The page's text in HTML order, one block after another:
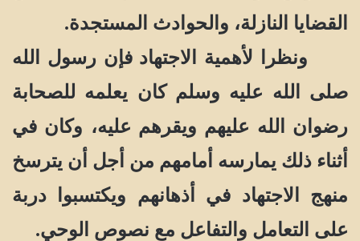
القضايا النازلة، والحوادث المستجدة.
ونظرا لأهمية الاجتهاد فإن رسول الله
صلى الله عليه وسلم كان يعلمه للصحابة
رضوان الله عليهم ويقرهم عليه، وكان في
أثناء ذلك يمارسه أمامهم من أجل أن يترسخ
منهج الاجتهاد في أذهانهم ويكتسبوا دربة
على التعامل والتفاعل مع نصوص الوحي.